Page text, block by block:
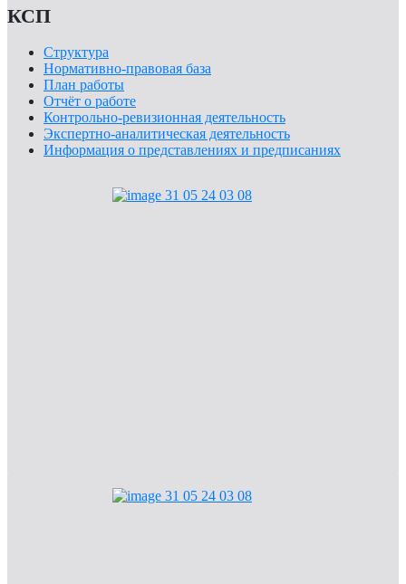
КСП
Структура
Нормативно-правовая база
План работы
Отчёт о работе
Контрольно-ревизионная деятельность
Экспертно-аналитическая деятельность
Информация о представлениях и предписаниях